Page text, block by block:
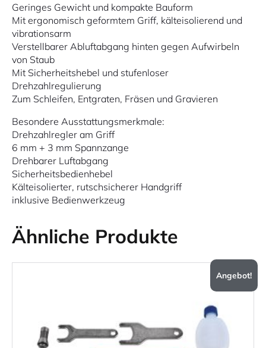
Geringes Gewicht und kompakte Bauform
Mit ergonomisch geformtem Griff, kälteisolierend und
vibrationsarm
Verstellbarer Abluftabgang hinten gegen Aufwirbeln
von Staub
Mit Sicherheitshebel und stufenloser
Drehzahlregulierung
Zum Schleifen, Entgraten, Fräsen und Gravieren
Besondere Ausstattungsmerkmale:
Drehzahlregler am Griff
6 mm + 3 mm Spannzange
Drehbarer Luftabgang
Sicherheitsbedienhebel
Kälteisolierter, rutschsicherer Handgriff
inklusive Bedienwerkzeug
Ähnliche Produkte
Angebot!